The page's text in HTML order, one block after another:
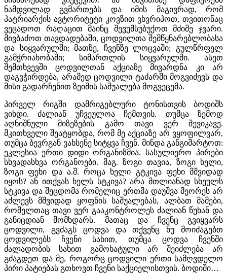
ნამდვილად გვმართებს და იმის მაგივრად, რომ
პატრიარქის ავტორიტეტი კოვზით ვხვრიპოთ, თვითონაც
ვეცადოთ რაღაცით მაინც შევუმსუბუქოთ მძიმე ჯვარი.
მივბაძოთ თავდადებაში, ცოდვილთა შემწყნარებლობასა
და სიყვარულში; მათზე, ჩვენზე ლოცვაში; გულწრფელ
გამჭრიახობაში; სიმართლის სიყვარულში. ასეთ
შემთხვევში ცოდვილთან აქციაზე მივარდნა კი არ
დაგვჭირდება, არამედ ცოდვილი ტაძარში მოგვიძევს და
მისი გადარჩენით ზეიმის საშუალება მოგვეცემა.
პირველ რიგში დამრიგებლური ტონისთვის ბოდიშს
ვიხდი. ძალიან უჩვეულოა ჩემთვის. თუმცა ზემოდ
აღნიშნული მიზეზების გამო თავი ვერ შევიკავე.
მკითხველი შეატყობდა, რომ მე აქციაზე არ ვყოფილვარ,
თუმცა ბევრგან ვახსენე სიტყვა ჩვენ. მინდა განგიმარტოთ:
ეკლესია ერთი დიდი ორგანიზმია. სასულიერო პირები
სხვადასხვა ორგანოები. მაგ. ზოგი თავია, ზოგი ხელი,
ზოგი ფეხი და ა.შ. როცა ხელი გტკივა ფეხი მშვიდად
იყოს? ან ითქვას ხელს სტკივა? არა მთლიანად სხეულს
სტკივა და შეცდომა რომელიც ერთმა დაუშვა მეორეს არ
აძლევს მშვიდად ყოფნის საშუალებას, ალბათ მამები,
რომელთაც თავი ვერ გააკონტროლეს ძალიან წუხან და
განიცდიან მომხდარს. მათაც და ჩვენც გვიყვარს
ცოდვილი, გვძაგს ცოდვა და თქვენც ნუ მოიძაგებთ
ცოდვილებს ჩვენი სახით, თუმცა ცოდვა ჩვენში
ძალადობის სახით გამოხატული არ შეიძლება არ
გძაგდეთ და მე, როგორც ცოდვილი ერთი სამღვდელო
პირი პატიებას გთხოვთ ჩვენი საქციელისთვის. ბოდიში…